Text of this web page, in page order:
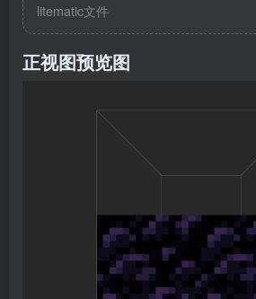
litematic文件
正视图预览图